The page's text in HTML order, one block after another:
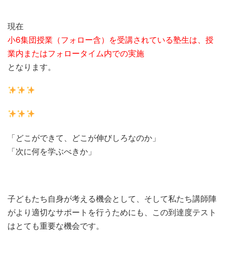
現在
小6集団授業（フォロー含）を受講されている塾生は、 授
業内またはフォロータイム内での実施
となります。
「どこができて、どこが伸びしろなのか」
「次に何を学ぶべきか」
子どもたち自身が考える機会として、そして私たち講師陣
がより適切なサポートを行うためにも、この到達度テスト
はとても重要な機会です。